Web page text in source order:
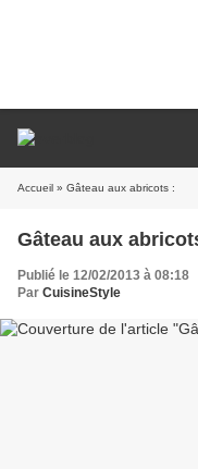
Accueil » Gâteau aux abricots :
Gâteau aux
Publié le 12/02/2013 à 08:18
Par CuisineStyle